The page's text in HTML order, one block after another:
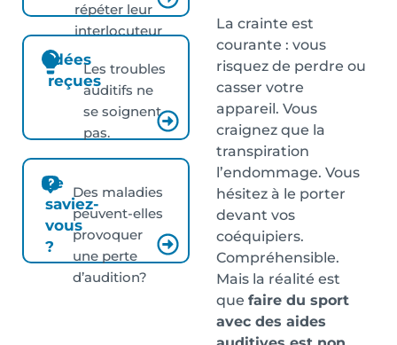
répéter leur
interlocuteur
?
Idées
reçues
Les troubles
auditifs ne
se soignent
pas.
Le
saviez-
vous
?
Des maladies
peuvent-elles
provoquer
une perte
d’audition?
La crainte est
courante : vous
risquez de perdre ou
casser votre
appareil. Vous
craignez que la
transpiration
l’endommage. Vous
hésitez à le porter
devant vos
coéquipiers.
Compréhensible.
Mais la réalité est
que faire du sport
avec des aides